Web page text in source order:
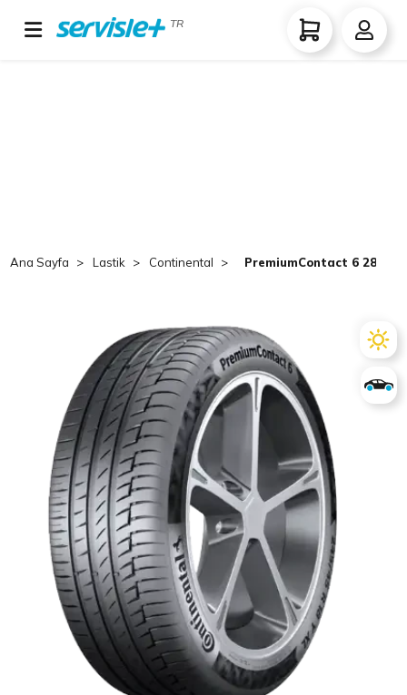
TR
Ana Sayfa Lastik Continental PremiumContact 6 285/45